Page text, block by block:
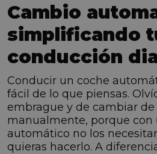
Cambio
simplificando
conducción
Conducir un coche
fácil de lo que piensas.
embrague y de cambiar
manualmente, porque con
automático no los
quieras hacerlo. A